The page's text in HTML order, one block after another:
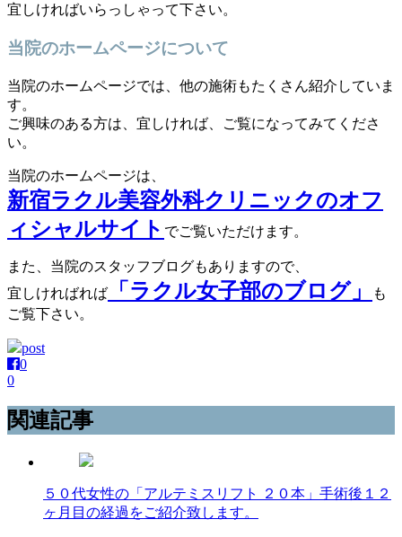
宜しければいらっしゃって下さい。
当院のホームページについて
当院のホームページでは、他の施術もたくさん紹介していま
す。
ご興味のある方は、宜しければ、ご覧になってみてくださ
い。
当院のホームページは、
新宿ラクル美容外科クリニックのオフ
ィシャルサイト でご覧いただけます。
また、当院のスタッフブログもありますので、
宜しければれば
「ラクル女子部のブログ」
も
ご覧下さい。
post
0
0
関連記事
５０代女性の「アルテミスリフト ２０本」手術後１２
ヶ月目の経過をご紹介致します。